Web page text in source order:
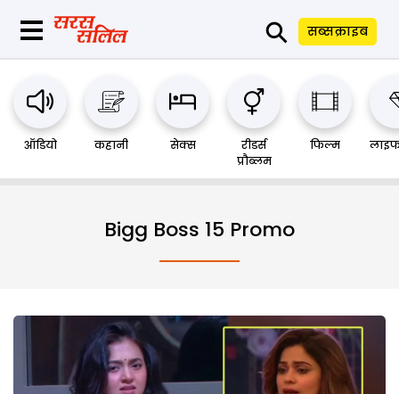
⚲ सब्सक्राइब
ऑडियो कहानी सेक्स
रीडर्स
प्रौब्लम
फिल्म
Bigg Boss 15 Promo